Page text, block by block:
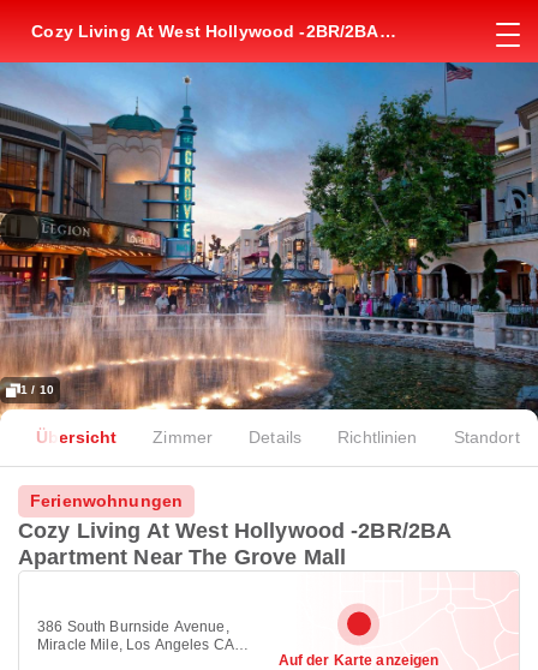
Cozy Living At West Hollywood -2BR/2BA
1 / 10
Übersicht Zimmer Details Richtlinien Standort
Ferienwohnungen
Cozy Living At West Hollywood -2BR/2BA
Apartment Near The Grove Mall
386 South Burnside Avenue,
Miracle Mile, Los Angeles CA
Auf der Karte anzeigen